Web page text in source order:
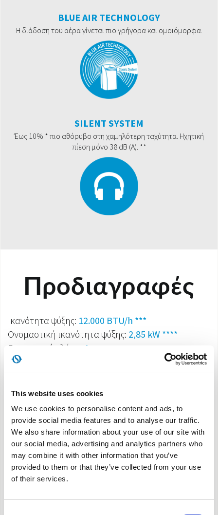
This website uses cookies
We use cookies to personalise content and ads, to
provide social media features and to analyse our traffic.
We also share information about your use of our site with
our social media, advertising and analytics partners who
may combine it with other information that you’ve
provided to them or that they’ve collected from your use
of their services.
BLUE AIR TECHNOLOGY
Η διάδοση του αέρα γίνεται πιο γρήγορα και ομοιόμορφα.
SILENT SYSTEM
Έως 10% * πιο αθόρυβο στη χαμηλότερη ταχύτητα. Ηχητική
πίεση μόνο 38 dB (A). **
Προδιαγραφές
Ικανότητα ψύξης: 12.000 BTU/h ***
Ονομαστική ικανότητα ψύξης: 2,85 kW ****
Ενεργειακή κλάση:
A
Ηχητική ισχύς:
Δείκτης ονομαστικής ενεργειακής απόδοσης:EER
2,61****
Χωρίς δοχείο:αυτόματη εκκένωση του
συμπυκνώματος
Πολυλειτουργικό τηλεχειριστήριο
Οθόνη LCD
Χρονοδιακόπτης 12h
Πρακτικές πλαϊνές λαβές
Ρόδες